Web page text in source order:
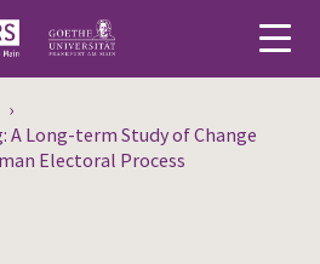
›
A Long-term Study of Change
Electoral Process